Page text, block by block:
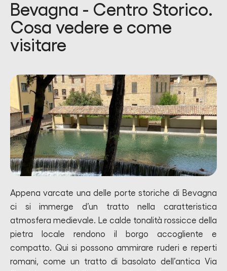
Bevagna - Centro Storico.
Cosa vedere e come
visitare
Appena varcate una delle porte storiche di Bevagna
ci si immerge d’un tratto nella caratteristica
atmosfera medievale. Le calde tonalità rossicce della
pietra locale rendono il borgo accogliente e
compatto. Qui si possono ammirare ruderi e reperti
romani, come un tratto di basolato dell’antica Via